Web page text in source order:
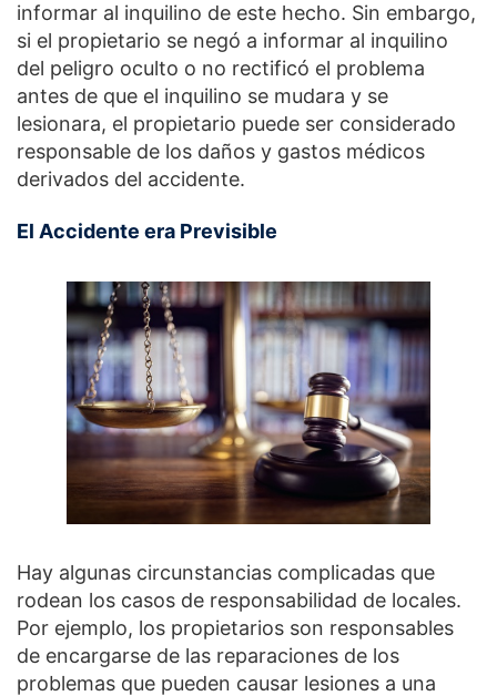
informar al inquilino de este hecho. Sin embargo,
si el propietario se negó a informar al inquilino
del peligro oculto o no rectificó el problema
antes de que el inquilino se mudara y se
lesionara, el propietario puede ser considerado
responsable de los daños y gastos médicos
derivados del accidente.
El Accidente era Previsible
Hay algunas circunstancias complicadas que
rodean los casos de responsabilidad de locales.
Por ejemplo, los propietarios son responsables
de encargarse de las reparaciones de los
problemas que pueden causar lesiones a una